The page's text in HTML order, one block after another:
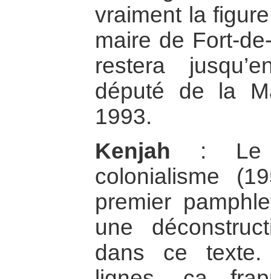
vraiment la
maire de Fort-
restera
député de la
1993.
Kenjah : Le
colonialisme
premier
une
dans ce